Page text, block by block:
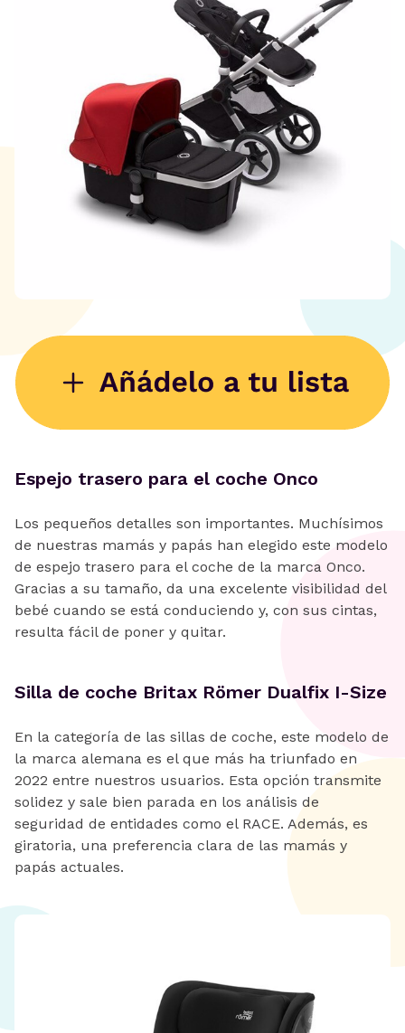
Espejo trasero para el coche Onco
Los pequeños detalles son importantes. Muchísimos
de nuestras mamás y papás han elegido este modelo
de espejo trasero para el coche de la marca Onco.
Gracias a su tamaño, da una excelente visibilidad del
bebé cuando se está conduciendo y, con sus cintas,
resulta fácil de poner y quitar.
Silla de coche Britax Römer Dualfix I-Size
En la categoría de las sillas de coche, este modelo de
la marca alemana es el que más ha triunfado en
2022 entre nuestros usuarios. Esta opción transmite
solidez y sale bien parada en los análisis de
seguridad de entidades como el RACE. Además, es
giratoria, una preferencia clara de las mamás y
papás actuales.